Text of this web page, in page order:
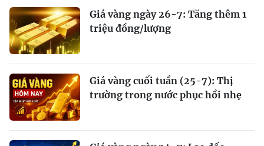
Giá vàng ngày 26-7: Tăng thêm 1
triệu đồng/lượng
Giá vàng cuối tuần (25-7): Thị
trường trong nước phục hồi nhẹ